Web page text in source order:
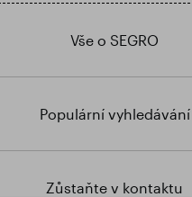
Vše o SEGRO
Populární vyhledávání
Zůstaňte v kontaktu